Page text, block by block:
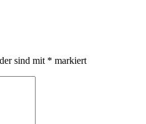
sind mit * markiert